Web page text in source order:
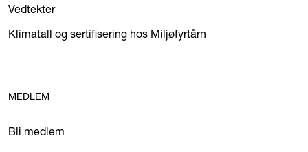
Vedtekter
Klimatall og sertifisering hos Miljøfyrtårn
MEDLEM
Bli medlem